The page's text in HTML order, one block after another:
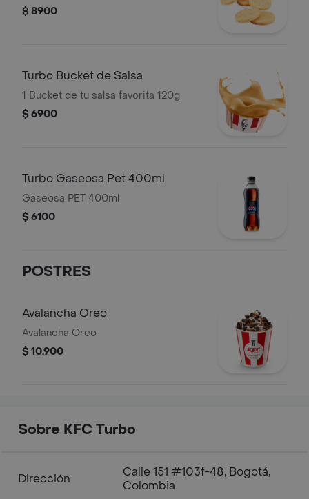
$ 8900
Turbo Bucket de Salsa
1 Bucket de tu salsa favorita 120g
$ 6900
Turbo Gaseosa Pet 400ml
Gaseosa PET 400ml
$ 6100
POSTRES
Avalancha Oreo
Avalancha Oreo
$ 10.900
Sobre KFC Turbo
Dirección
Calle 151 #103f-48, Bogotá,
Colombia